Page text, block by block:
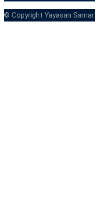
© Copyright Yayasan